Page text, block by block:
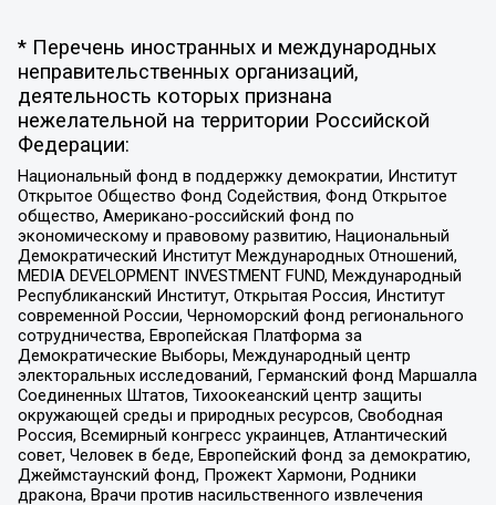
* Перечень иностранных и международных
неправительственных организаций,
деятельность которых признана
нежелательной на территории Российской
Федерации:
Национальный фонд в поддержку демократии, Институт
Открытое Общество Фонд Содействия, Фонд Открытое
общество, Американо-российский фонд по
экономическому и правовому развитию, Национальный
Демократический Институт Международных Отношений,
MEDIA DEVELOPMENT INVESTMENT FUND, Международный
Республиканский Институт, Открытая Россия, Институт
современной России, Черноморский фонд регионального
сотрудничества, Европейская Платформа за
Демократические Выборы, Международный центр
электоральных исследований, Германский фонд Маршалла
Соединенных Штатов, Тихоокеанский центр защиты
окружающей среды и природных ресурсов, Свободная
Россия, Всемирный конгресс украинцев, Атлантический
совет, Человек в беде, Европейский фонд за демократию,
Джеймстаунский фонд, Прожект Хармони, Родники
дракона, Врачи против насильственного извлечения